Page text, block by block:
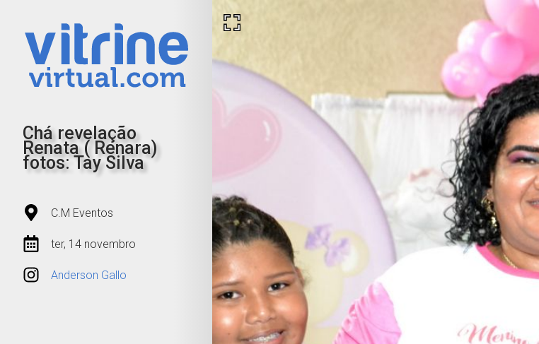
Chá revelação
Renata ( Renara)
fotos: Tay Silva
C.M Eventos
ter, 14 novembro
Anderson Gallo